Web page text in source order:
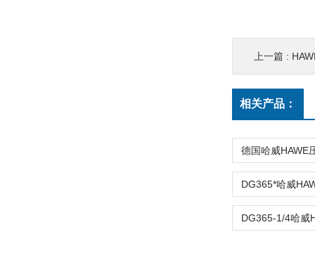
上一篇 :
相关产品：
DG365*哈威